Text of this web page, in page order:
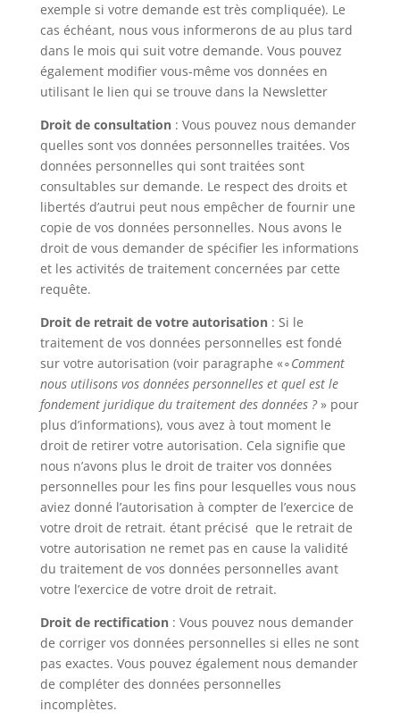
exemple si votre demande est très compliquée). Le
cas échéant, nous vous informerons de au plus tard
dans le mois qui suit votre demande. Vous pouvez
également modifier vous-même vos données en
utilisant le lien qui se trouve dans la Newsletter
Droit de consultation: Vous pouvez nous demander
quelles sont vos données personnelles traitées. Vos
données personnelles qui sont traitées sont
consultables sur demande. Le respect des droits et
libertés d’autrui peut nous empêcher de fournir une
copie de vos données personnelles. Nous avons le
droit de vous demander de spécifier les informations
et les activités de traitement concernées par cette
requête.
Droit de retrait de votre autorisation: Si le
traitement de vos données personnelles est fondé
sur votre autorisation (voir paragraphe «∘Comment
nous utilisons vos données personnelles et quel est le
fondement juridique du traitement des données ?» pour
plus d’informations), vous avez à tout moment le
droit de retirer votre autorisation. Cela signifie que
nous n’avons plus le droit de traiter vos données
personnelles pour les fins pour lesquelles vous nous
aviez donné l’autorisation à compter de l’exercice de
votre droit de retrait. étant précisé que le retrait de
votre autorisation ne remet pas en cause la validité
du traitement de vos données personnelles avant
votre l’exercice de votre droit de retrait.
Droit de rectification: Vous pouvez nous demander
de corriger vos données personnelles si elles ne sont
pas exactes. Vous pouvez également nous demander
de compléter des données personnelles
incomplètes.